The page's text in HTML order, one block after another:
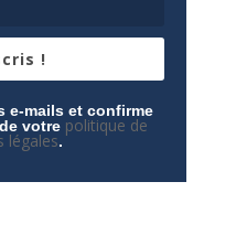
!
e-mails et confirme
votre politique de
légales.